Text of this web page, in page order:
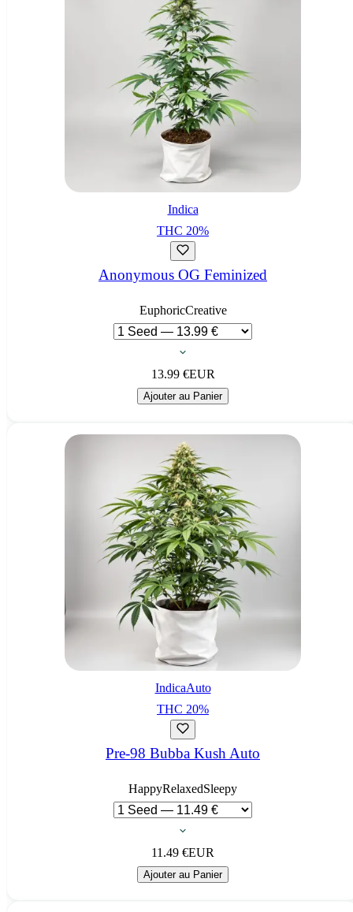
Indica
THC 20%
Anonymous OG Feminized
EuphoricCreative
13.99€EUR
Ajouter au Panier
IndicaAuto
THC 20%
Pre-98 Bubba Kush Auto
HappyRelaxedSleepy
11.49 €EUR
Ajouter au Panier